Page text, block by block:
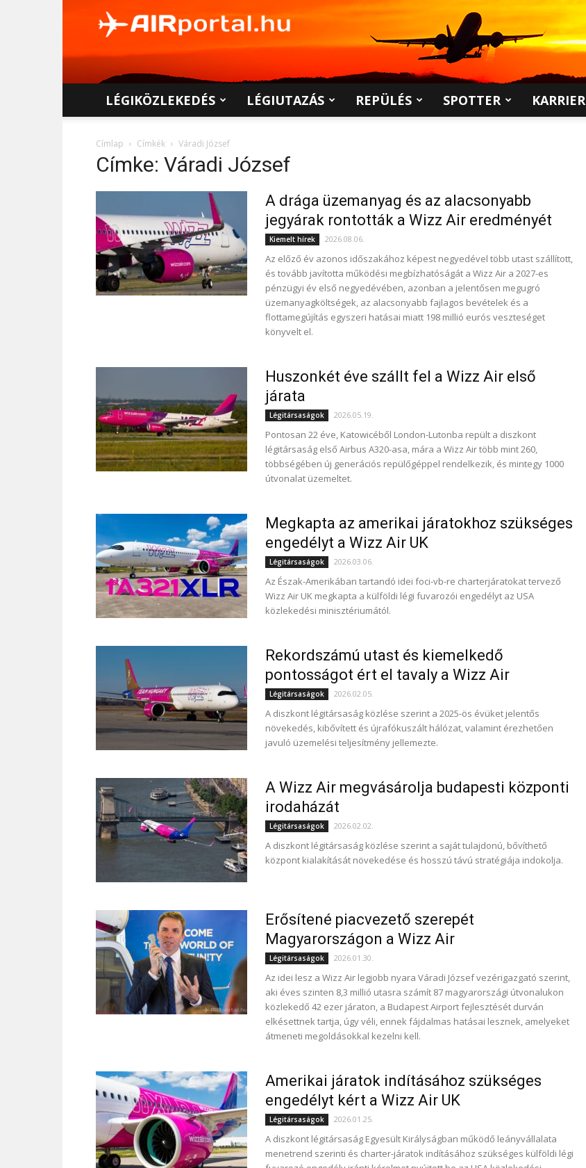
LÉGIKÖZLEKEDÉS LÉGIUTAZÁS REPÜLÉS SPOTTER KARRIER
Címlap Címkék Váradi József
Címke: Váradi József
A drága üzemanyag és az alacsonyabb
jegyárak rontották a Wizz Air eredményét
Kiemelt hírek 2026.08.06.
Az előző év azonos időszakához képest negyedével több utast szállított,
és tovább javította működési megbízhatóságát a Wizz Air a 2027-es
pénzügyi év első negyedévében, azonban a jelentősen megugró
üzemanyagköltségek, az alacsonyabb fajlagos bevételek és a
flottamegújítás egyszeri hatásai miatt 198 millió eurós veszteséget
könyvelt el.
Huszonkét éve szállt fel a Wizz Air első
járata
Légitársaságok 2026.05.19.
Pontosan 22 éve, Katowicéből London-Lutonba repült a diszkont
légitársaság első Airbus A320-asa, mára a Wizz Air több mint 260,
többségében új generációs repülőgéppel rendelkezik, és mintegy 1000
útvonalat üzemeltet.
Megkapta az amerikai járatokhoz szükséges
engedélyt a Wizz Air UK
Légitársaságok 2026.03.06.
Az Észak-Amerikában tartandó idei foci-vb-re charterjáratokat tervező
Wizz Air UK megkapta a külföldi légi fuvarozói engedélyt az USA
közlekedési minisztériumától.
Rekordszámú utast és kiemelkedő
pontosságot ért el tavaly a Wizz Air
Légitársaságok 2026.02.05.
A diszkont légitársaság közlése szerint a 2025-ös évüket jelentős
növekedés, kibővített és újrafókuszált hálózat, valamint érezhetően
javuló üzemelési teljesítmény jellemezte.
A Wizz Air megvásárolja budapesti központi
irodaházát
Légitársaságok 2026.02.02.
A diszkont légitársaság közlése szerint a saját tulajdonú, bővíthető
központ kialakítását növekedése és hosszú távú stratégiája indokolja.
Erősítené piacvezető szerepét
Magyarországon a Wizz Air
Légitársaságok 2026.01.30.
Az idei lesz a Wizz Air legjobb nyara Váradi József vezérigazgató szerint,
aki éves szinten 8,3 millió utasra számít 87 magyarországi útvonalukon
közlekedő 42 ezer járaton, a Budapest Airport fejlesztését durván
elkésettnek tartja, úgy véli, ennek fájdalmas hatásai lesznek, amelyeket
átmeneti megoldásokkal kezelni kell.
Amerikai járatok indításához szükséges
engedélyt kért a Wizz Air UK
Légitársaságok 2026.01.25.
A diszkont légitársaság Egyesült Királyságban működő leányvállalata
menetrend szerinti és charter-járatok indításához szükséges külföldi légi